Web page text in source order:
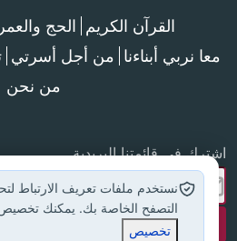
القرآن الكريم الحج
معا نربي أبناءنا من أجل أسرتي
من نحن
اشترك في قائمتنا البريدية
نستخدم ملفات تعريف الارتباط
التصفح الخاصة بك. يمكنك
تخصيص